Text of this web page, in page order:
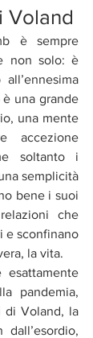
Voland
è sempre
non solo: è
una grande
una mente
accezione
soltanto i
semplicità
bene i suoi
che
e sconfinano
la vita.
esattamente
pandemia,
Voland, la